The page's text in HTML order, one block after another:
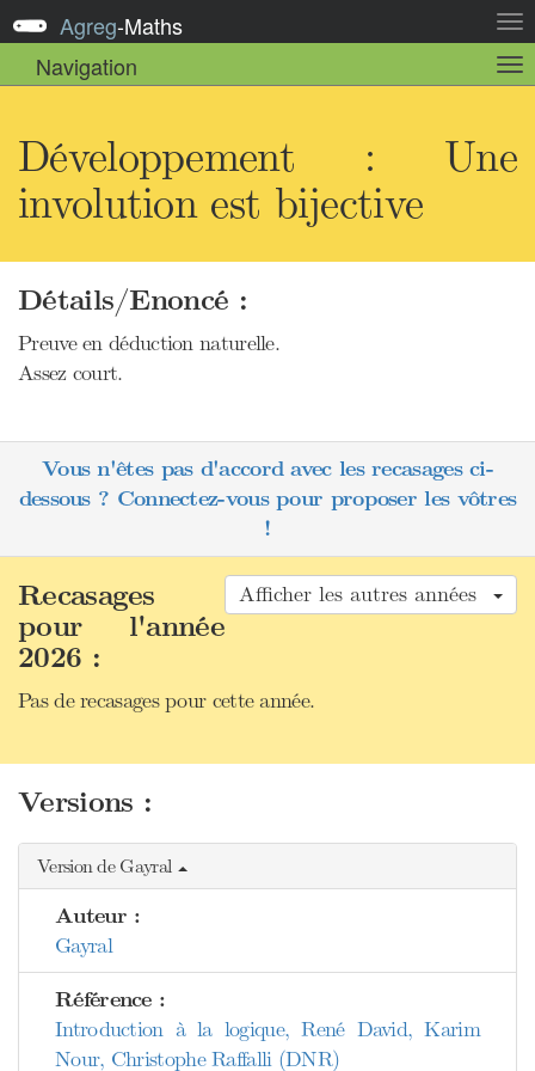
la
Agreg-Maths
Navigation
la
Développement : Une
involution est bijective
Détails/Enoncé :
Preuve en déduction naturelle.
Assez court.
Vous n'êtes pas d'accord avec les recasages ci-
dessous ? Connectez-vous pour proposer les vôtres
!
Afficher les autres années
Recasages
pour l'année
2026 :
Pas de recasages pour cette année.
Versions :
Version de Gayral
Auteur :
Gayral
Référence :
Introduction à la logique, René David, Karim
Nour, Christophe Raffalli (DNR)